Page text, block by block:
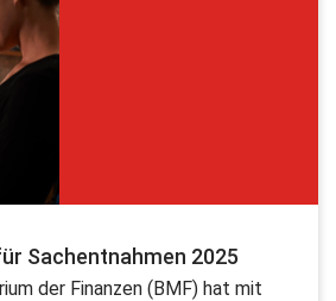
Sachentnahmen 2025
der Finanzen (BMF) hat mit